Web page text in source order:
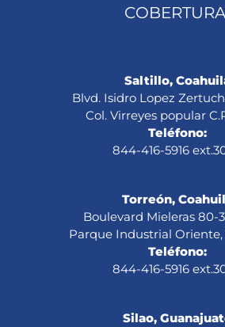
Saltillo,
Blvd. Isidro Lopez
Col. Virreyes popular
Teléfono:
844-416-5916
Torreón,
Boulevard Mieleras 80-
Parque Industrial Oriente,
Teléfono:
844-416-5916
Silao,